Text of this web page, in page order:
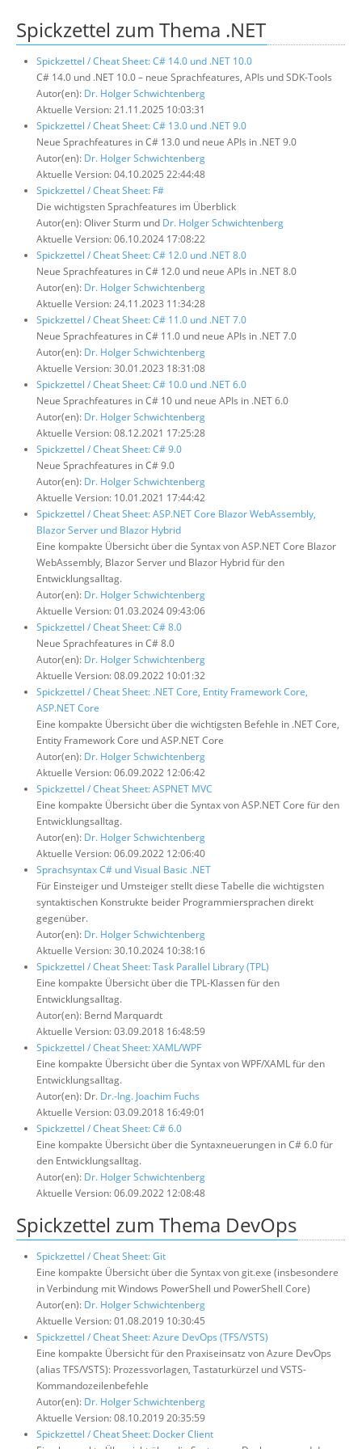
Suche
Spickzettel zum Thema .NET
Spickzettel / Cheat Sheet: C# 14.0 und .NET 10.0
C# 14.0 und .NET 10.0 – neue Sprachfeatures, APIs und SDK-Tools
Autor(en): Dr. Holger Schwichtenberg
Aktuelle Version: 21.11.2025 10:03:31
Spickzettel / Cheat Sheet: C# 13.0 und .NET 9.0
Neue Sprachfeatures in C# 13.0 und neue APIs in .NET 9.0
Autor(en): Dr. Holger Schwichtenberg
Aktuelle Version: 04.10.2025 22:44:48
Spickzettel / Cheat Sheet: F#
Die wichtigsten Sprachfeatures im Überblick
Autor(en): Oliver Sturm und Dr. Holger Schwichtenberg
Aktuelle Version: 06.10.2024 17:08:22
Spickzettel / Cheat Sheet: C# 12.0 und .NET 8.0
Neue Sprachfeatures in C# 12.0 und neue APIs in .NET 8.0
Autor(en): Dr. Holger Schwichtenberg
Aktuelle Version: 24.11.2023 11:34:28
Spickzettel / Cheat Sheet: C# 11.0 und .NET 7.0
Neue Sprachfeatures in C# 11.0 und neue APIs in .NET 7.0
Autor(en): Dr. Holger Schwichtenberg
Aktuelle Version: 30.01.2023 18:31:08
Spickzettel / Cheat Sheet: C# 10.0 und .NET 6.0
Neue Sprachfeatures in C# 10 und neue APIs in .NET 6.0
Autor(en): Dr. Holger Schwichtenberg
Aktuelle Version: 08.12.2021 17:25:28
Spickzettel / Cheat Sheet: C# 9.0
Neue Sprachfeatures in C# 9.0
Autor(en): Dr. Holger Schwichtenberg
Aktuelle Version: 10.01.2021 17:44:42
Spickzettel / Cheat Sheet: ASP.NET Core Blazor WebAssembly,
Blazor Server und Blazor Hybrid
Eine kompakte Übersicht über die Syntax von ASP.NET Core Blazor
WebAssembly, Blazor Server und Blazor Hybrid für den
Entwicklungsalltag.
Autor(en): Dr. Holger Schwichtenberg
Aktuelle Version: 01.03.2024 09:43:06
Spickzettel / Cheat Sheet: C# 8.0
Neue Sprachfeatures in C# 8.0
Autor(en): Dr. Holger Schwichtenberg
Aktuelle Version: 08.09.2022 10:01:32
Spickzettel / Cheat Sheet: .NET Core, Entity Framework Core,
ASP.NET Core
Eine kompakte Übersicht über die wichtigsten Befehle in .NET Core,
Entity Framework Core und ASP.NET Core
Autor(en): Dr. Holger Schwichtenberg
Aktuelle Version: 06.09.2022 12:06:42
Spickzettel / Cheat Sheet: ASPNET MVC
Eine kompakte Übersicht über die Syntax von ASP.NET Core für den
Entwicklungsalltag.
Autor(en): Dr. Holger Schwichtenberg
Aktuelle Version: 06.09.2022 12:06:40
Sprachsyntax C# und Visual Basic .NET
Für Einsteiger und Umsteiger stellt diese Tabelle die wichtigsten
syntaktischen Konstrukte beider Programmiersprachen direkt
gegenüber.
Autor(en): Dr. Holger Schwichtenberg
Aktuelle Version: 30.10.2024 10:38:16
Spickzettel / Cheat Sheet: Task Parallel Library (TPL)
Eine kompakte Übersicht über die TPL-Klassen für den
Entwicklungsalltag.
Autor(en): Bernd Marquardt
Aktuelle Version: 03.09.2018 16:48:59
Spickzettel / Cheat Sheet: XAML/WPF
Eine kompakte Übersicht über die Syntax von WPF/XAML für den
Entwicklungsalltag.
Autor(en): Dr. Dr.-Ing. Joachim Fuchs
Aktuelle Version: 03.09.2018 16:49:01
Spickzettel / Cheat Sheet: C# 6.0
Eine kompakte Übersicht über die Syntaxneuerungen in C# 6.0 für
den Entwicklungsalltag.
Autor(en): Dr. Holger Schwichtenberg
Aktuelle Version: 06.09.2022 12:08:48
Spickzettel zum Thema DevOps
Spickzettel / Cheat Sheet: Git
Eine kompakte Übersicht über die Syntax von git.exe (insbesondere
in Verbindung mit Windows PowerShell und PowerShell Core)
Autor(en): Dr. Holger Schwichtenberg
Aktuelle Version: 01.08.2019 10:30:45
Spickzettel / Cheat Sheet: Azure DevOps (TFS/VSTS)
Eine kompakte Übersicht für den Praxiseinsatz von Azure DevOps
(alias TFS/VSTS): Prozessvorlagen, Tastaturkürzel und VSTS-
Kommandozeilenbefehle
Autor(en): Dr. Holger Schwichtenberg
Aktuelle Version: 08.10.2019 20:35:59
Spickzettel / Cheat Sheet: Docker Client